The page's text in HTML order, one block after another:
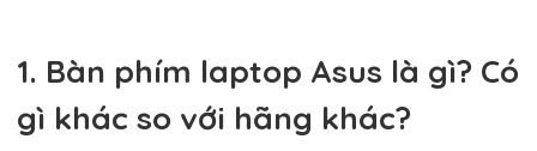
1. Bàn phím laptop Asus là gì? Có
gì khác so với hãng khác?